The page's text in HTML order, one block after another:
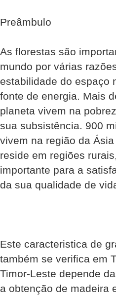
Preâmbulo
As florestas são
mundo por várias
estabilidade do espaço
fonte de energia. Mais
planeta vivem na
sua subsistência. 900
vivem na região da
reside em regiões
importante para a
da sua qualidade de
Este caracteristica de
também se verifica em
Timor-Leste depende
a obtenção de madeira